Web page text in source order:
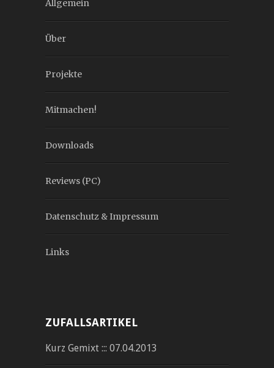
Allgemein
Über
Projekte
Mitmachen!
Downloads
Reviews (PC)
Datenschutz & Impressum
Links
ZUFALLSARTIKEL
Kurz Gemixt ::: 07.04.2013